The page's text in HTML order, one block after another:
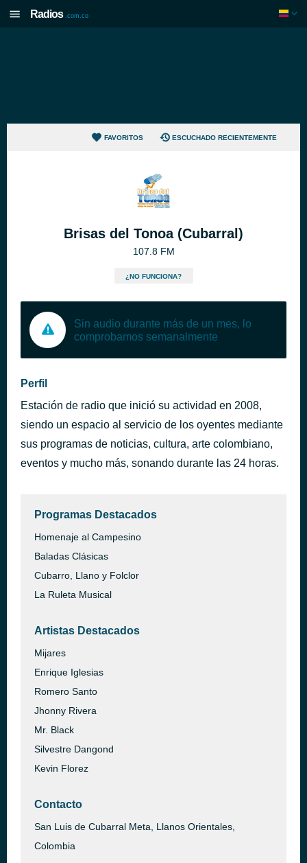
Radios .com.co
FAVORITOS ESCUCHADO RECIENTEMENTE
Brisas del Tonoa (Cubarral)
107.8 FM
¿NO FUNCIONA?
Sin audio durante más de un mes, lo
comprobamos semanalmente
Perfil
Estación de radio que inició su actividad en 2008,
siendo un espacio al servicio de los oyentes mediante
sus programas de noticias, cultura, arte colombiano,
eventos y mucho más, sonando durante las 24 horas.
Programas Destacados
Homenaje al Campesino
Baladas Clásicas
Cubarro, Llano y Folclor
La Ruleta Musical
Artistas Destacados
Mijares
Enrique Iglesias
Romero Santo
Jhonny Rivera
Mr. Black
Silvestre Dangond
Kevin Florez
Contacto
San Luis de Cubarral Meta, Llanos Orientales,
Colombia